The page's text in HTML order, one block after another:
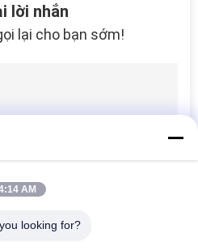
lời nhắn
lại cho bạn sớm!
AM
looking for?